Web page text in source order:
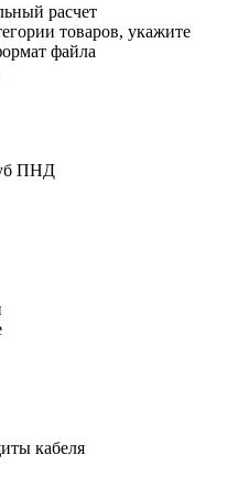
расчет
товаров, укажите
файла
ПНД
кабеля